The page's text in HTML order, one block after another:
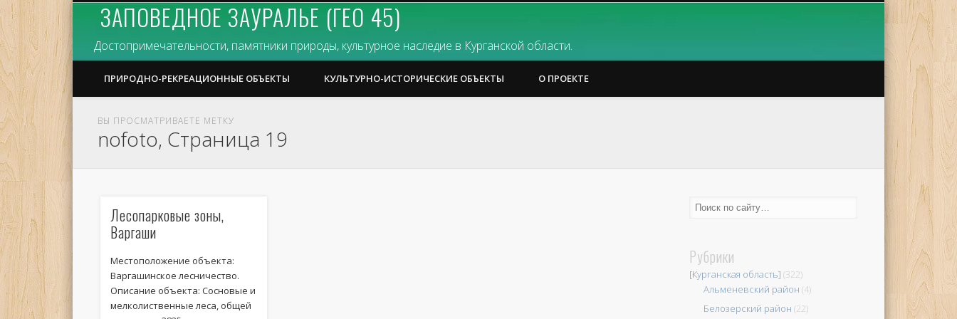
ЗАПОВЕДНОЕ ЗАУРАЛЬЕ (ГЕО 45)
Достопримечательности, памятники природы, культурное наследие в Курганской области.
ПРИРОДНО-РЕКРЕАЦИОННЫЕ ОБЪЕКТЫ КУЛЬТУРНО-ИСТОРИЧЕСКИЕ ОБЪЕКТЫ О ПРОЕКТЕ
ВЫ ПРОСМАТРИВАЕТЕ МЕТКУ
nofoto, Страница 19
Лесопарковые зоны,
Варгаши
Местоположение объекта:
Варгашинское лесничество.
Описание объекта: Сосновые и
мелколиственные леса, общей
Рубрики
[Курганская область] (322)
Альменевский район (4)
Белозерский район (22)